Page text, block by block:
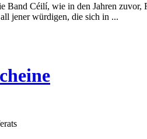
Céilí, wie in den Jahren zuvor,
jener würdigen, die sich in ...